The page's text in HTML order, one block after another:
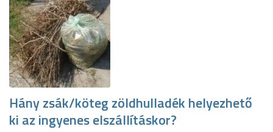
Hány zsák/köteg zöldhulladék helyezhető
ki az ingyenes elszállításkor?